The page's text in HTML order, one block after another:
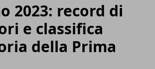
2023: record di
e classifica
della Prima